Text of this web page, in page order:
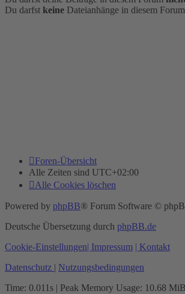
Du darfst keine Dateianhänge in diesem
Foren-Übersicht
Alle Zeiten sind UTC+02:00
Alle Cookies löschen
Powered by phpBB® Forum Software ©
Deutsche Übersetzung durch phpBB.de
Cookie-Einstellungen| Impressum | Kontakt
Datenschutz | Nutzungsbedingungen
Time: 0.011s | Peak Memory Usage: 10.68